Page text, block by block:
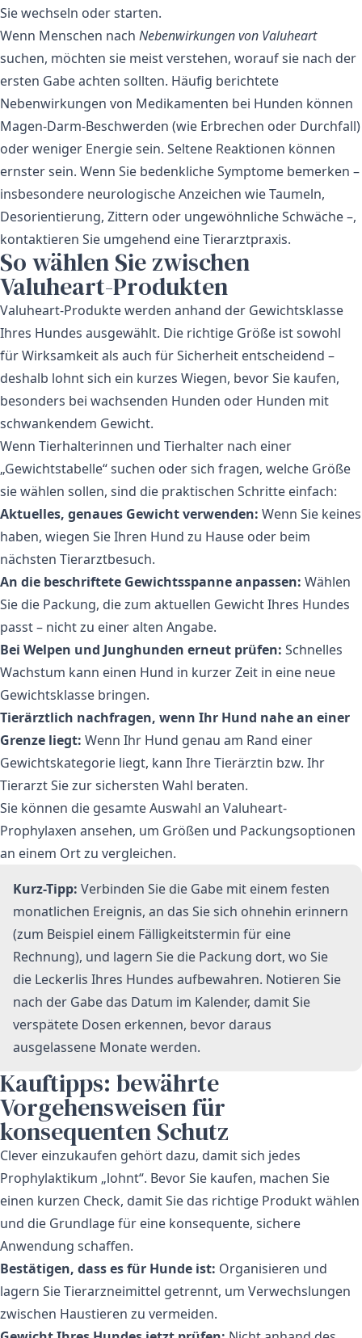
Sie wechseln oder starten.
Wenn Menschen nach Nebenwirkungen von Valuheart
suchen, möchten sie meist verstehen, worauf sie nach der
ersten Gabe achten sollten. Häufig berichtete
Nebenwirkungen von Medikamenten bei Hunden können
Magen-Darm-Beschwerden (wie Erbrechen oder Durchfall)
oder weniger Energie sein. Seltene Reaktionen können
ernster sein. Wenn Sie bedenkliche Symptome bemerken –
insbesondere neurologische Anzeichen wie Taumeln,
Desorientierung, Zittern oder ungewöhnliche Schwäche –,
kontaktieren Sie umgehend eine Tierarztpraxis.
So wählen Sie zwischen
Valuheart-Produkten
Valuheart-Produkte werden anhand der Gewichtsklasse
Ihres Hundes ausgewählt. Die richtige Größe ist sowohl
für Wirksamkeit als auch für Sicherheit entscheidend –
deshalb lohnt sich ein kurzes Wiegen, bevor Sie kaufen,
besonders bei wachsenden Hunden oder Hunden mit
schwankendem Gewicht.
Wenn Tierhalterinnen und Tierhalter nach einer
„Gewichtstabelle“ suchen oder sich fragen, welche Größe
sie wählen sollen, sind die praktischen Schritte einfach:
Aktuelles, genaues Gewicht verwenden: Wenn Sie keines
haben, wiegen Sie Ihren Hund zu Hause oder beim
nächsten Tierarztbesuch.
An die beschriftete Gewichtsspanne anpassen: Wählen
Sie die Packung, die zum aktuellen Gewicht Ihres Hundes
passt – nicht zu einer alten Angabe.
Bei Welpen und Junghunden erneut prüfen: Schnelles
Wachstum kann einen Hund in kurzer Zeit in eine neue
Gewichtsklasse bringen.
Tierärztlich nachfragen, wenn Ihr Hund nahe an einer
Grenze liegt: Wenn Ihr Hund genau am Rand einer
Gewichtskategorie liegt, kann Ihre Tierärztin bzw. Ihr
Tierarzt Sie zur sichersten Wahl beraten.
Sie können die gesamte Auswahl an Valuheart-
Prophylaxen ansehen, um Größen und Packungsoptionen
an einem Ort zu vergleichen.
Kurz-Tipp: Verbinden Sie die Gabe mit einem festen
monatlichen Ereignis, an das Sie sich ohnehin erinnern
(zum Beispiel einem Fälligkeitstermin für eine
Rechnung), und lagern Sie die Packung dort, wo Sie
die Leckerlis Ihres Hundes aufbewahren. Notieren Sie
nach der Gabe das Datum im Kalender, damit Sie
verspätete Dosen erkennen, bevor daraus
ausgelassene Monate werden.
Kauftipps: bewährte
Vorgehensweisen für
konsequenten Schutz
Clever einzukaufen gehört dazu, damit sich jedes
Prophylaktikum „lohnt“. Bevor Sie kaufen, machen Sie
einen kurzen Check, damit Sie das richtige Produkt wählen
und die Grundlage für eine konsequente, sichere
Anwendung schaffen.
Bestätigen, dass es für Hunde ist: Organisieren und
lagern Sie Tierarzneimittel getrennt, um Verwechslungen
zwischen Haustieren zu vermeiden.